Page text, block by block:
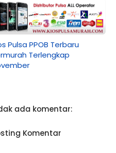
Pulsa PPOB Terbaru
Terlengkap
ada komentar:
Komentar